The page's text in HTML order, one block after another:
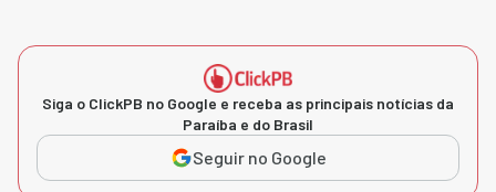
Siga o ClickPB no Google e receba as principais notícias da
Paraíba e do Brasil
Seguir no Google